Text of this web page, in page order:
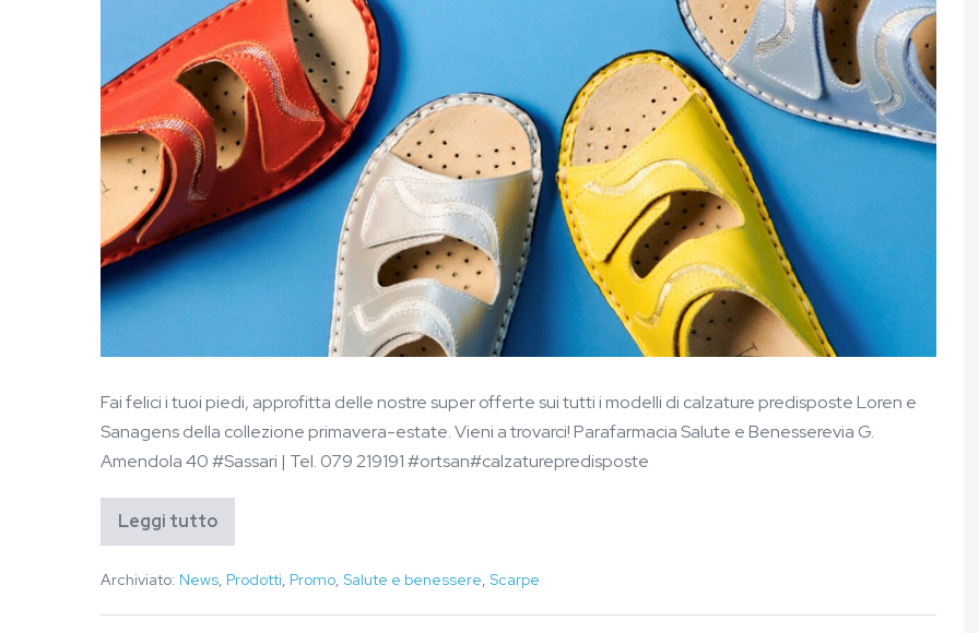
Fai felici i tuoi piedi, approfitta delle nostre super offerte sui tutti i modelli di calzature predisposte Loren e
Sanagens della collezione primavera-estate. Vieni a trovarci! Parafarmacia Salute e Benesserevia G.
Amendola 40 #Sassari | Tel. 079 219191 #ortsan#calzaturepredisposte
Leggi tutto
Archiviato: News, Prodotti, Promo, Salute e benessere, Scarpe